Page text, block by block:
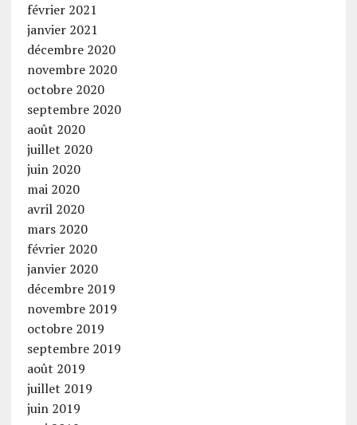
février 2021
janvier 2021
décembre 2020
novembre 2020
octobre 2020
septembre 2020
août 2020
juillet 2020
juin 2020
mai 2020
avril 2020
mars 2020
février 2020
janvier 2020
décembre 2019
novembre 2019
octobre 2019
septembre 2019
août 2019
juillet 2019
juin 2019